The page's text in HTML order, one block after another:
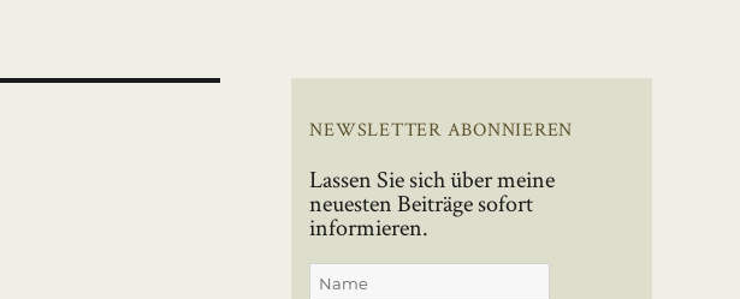
NEWSLETTER ABONNIEREN
Lassen Sie sich über meine
neuesten Beiträge sofort
informieren.